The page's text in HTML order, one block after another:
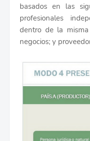
basados en las
profesionales
dentro de la
negocios; y